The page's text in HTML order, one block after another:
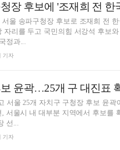
울 송파구청장 후보로 조재희 전
자리를 두고 국민의힘 서강석 후보
정과...
기자
윤곽…25개 구 대진표
서울 25개 자치구 구청장 후보 윤곽
서울시 내 대부분 지역에서 후보를
선...
기자